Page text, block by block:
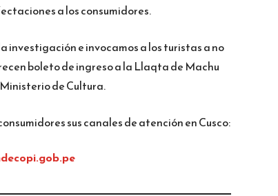
a los consumidores.
investigación e invocamos a los turistas a no
boleto de ingreso a la Llaqta de Machu
de Cultura.
sus canales de atención en Cusco: